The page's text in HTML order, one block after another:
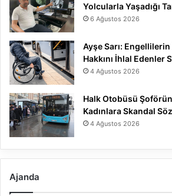
Yolcularla Yaşadığı
6 Ağustos 2026
Ayşe Sarı:
Hakkını İhlal Edenler
4 Ağustos 2026
Halk Otobüsü
Kadınlara Skandal
4 Ağustos 2026
Ajanda